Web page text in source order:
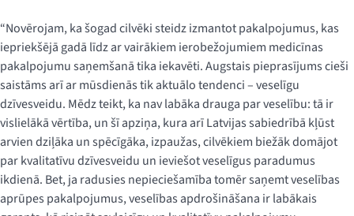
“Novērojam, ka šogad cilvēki steidz izmantot pakalpojumus, kas
iepriekšējā gadā līdz ar vairākiem ierobežojumiem medicīnas
pakalpojumu saņemšanā tika iekavēti. Augstais pieprasījums cieši
saistāms arī ar mūsdienās tik aktuālo tendenci – veselīgu
dzīvesveidu. Mēdz teikt, ka nav labāka drauga par veselību: tā ir
vislielākā vērtība, un šī apziņa, kura arī Latvijas sabiedrībā kļūst
arvien dziļāka un spēcīgāka, izpaužas, cilvēkiem biežāk domājot
par kvalitatīvu dzīvesveidu un ieviešot veselīgus paradumus
ikdienā. Bet, ja radusies nepieciešamība tomēr saņemt veselības
aprūpes pakalpojumus, veselības apdrošināšana ir labākais